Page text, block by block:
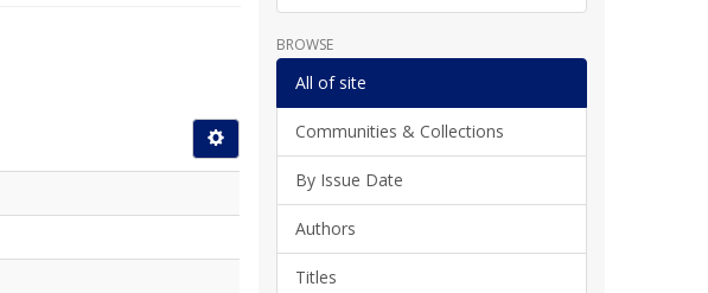
BROWSE
All of site
Communities & Collections
By Issue Date
Authors
Titles